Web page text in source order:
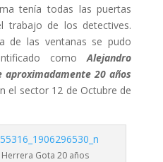
tenía todas las puertas
trabajo de los detectives.
de las ventanas se pudo
comoAlejandro
20 años
el sector 12 de Octubre de
Gota 20 años